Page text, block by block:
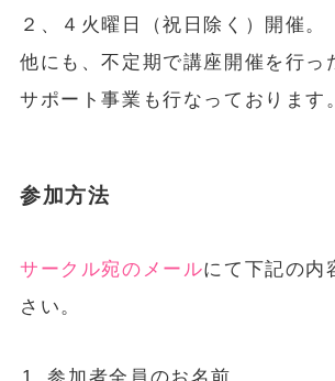
２、４火曜日（祝日除く）開催。
他にも、不定期で講座開催を行っ
サポート事業も行なっております
参加方法
サークル宛のメールにて下記の内
さい。